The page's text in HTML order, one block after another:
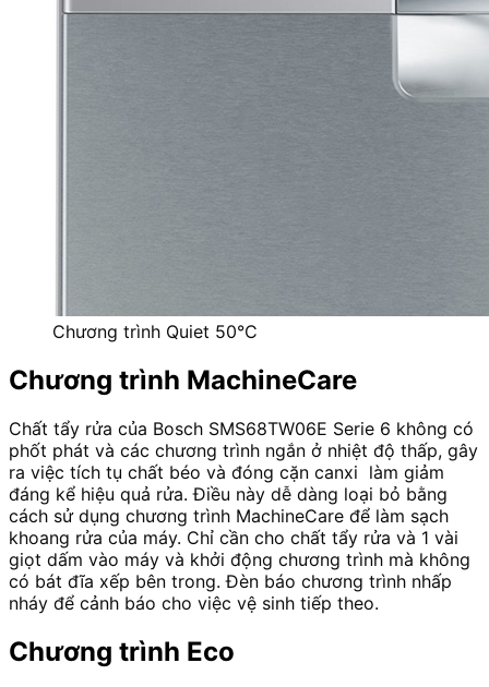
Chương trình Quiet 50°C
Chương trình MachineCare
Chất tẩy rửa của Bosch SMS68TW06E Serie 6 không có
phốt phát và các chương trình ngắn ở nhiệt độ thấp, gây
ra việc tích tụ chất béo và đóng cặn canxi làm giảm
đáng kể hiệu quả rửa. Điều này dễ dàng loại bỏ bằng
cách sử dụng chương trình MachineCare để làm sạch
khoang rửa của máy. Chỉ cần cho chất tẩy rửa và 1 vài
giọt dấm vào máy và khởi động chương trình mà không
có bát đĩa xếp bên trong. Đèn báo chương trình nhấp
nháy để cảnh báo cho việc vệ sinh tiếp theo.
Chương trình Eco